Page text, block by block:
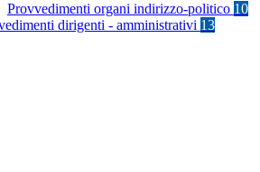
Provvedimenti organi indirizzo-politico 10
dirigenti - amministrativi 13